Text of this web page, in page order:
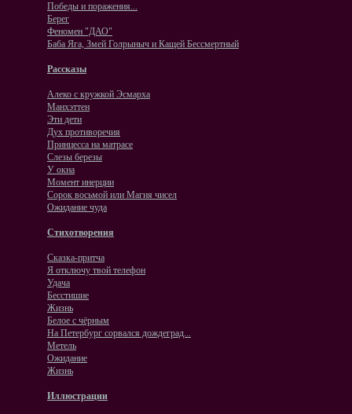
Победы и поражения...
Берег
Феномен "ДАО"
Баба Яга, Змей Голрыныч и Кащей Бессмертный
Рассказы
Алеко с кружкой Эсмарха
Манхэттен
Эти дети
Дух противоречия
Принцесса на матрасе
Слезы березы
У окна
Момент инерции
Сорок восьмой или Магия чисел
Ожидание чуда
Стихотворения
Сказка-притча
Я отключу твой телефон
Удача
Бесстишие
Жизнь
Белое с чёрным
На Петербург сорвался дождеград...
Метель
Ожидание
Жизнь
Иллюстрации